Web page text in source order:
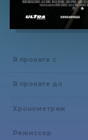
В прокате с
В прокате до
Хронометраж
Режиссер